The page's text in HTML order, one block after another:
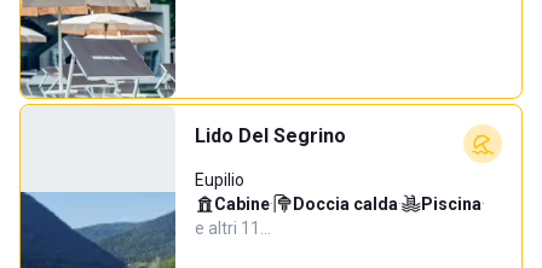
Lido Del Segrino
Eupilio
Cabine· Doccia calda· Piscina·
e altri 11…